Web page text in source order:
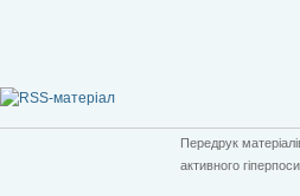
Передрук
активного